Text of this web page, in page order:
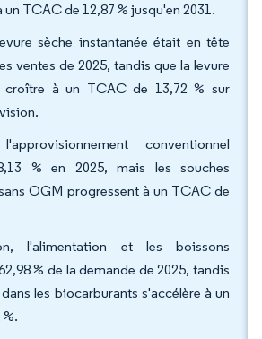
TCAC de 12,87 % jusqu'en 2031.
sèche instantanée était en tête
ventes de 2025, tandis que la levure
croître à un TCAC de 13,72 % sur
conventionnel
% en 2025, mais les souches
OGM progressent à un TCAC de
l'alimentation et les boissons
% de la demande de 2025, tandis
les biocarburants s'accélère à un